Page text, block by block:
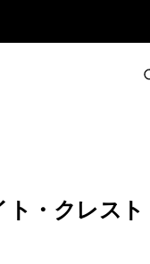
・クレスト